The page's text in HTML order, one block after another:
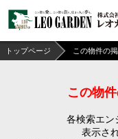
トップページ この物件の
この物
各検索エン
表示さ